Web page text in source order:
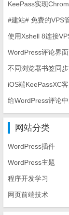
KeePass实现
#建站# 免费的VPS
使用Xshell 8连接
WordPress评论界
不同浏览器书签同
iOS端KeePassXC
给WordPress评论
网站分类
WordPress插件
WordPress主题
程序开发学习
网页前端技术